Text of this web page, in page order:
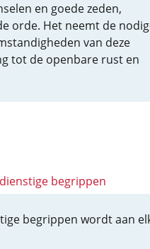
en goede zeden,
orde. Het neemt de
van deze
tot de openbare rust en
begrippen
begrippen wordt aan